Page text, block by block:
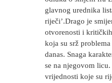
glavnog urednika
riječi’.Drago je
otvorenosti i
koja su srž
danas. Snaga
se na njegovom licu.
vrijednosti koje su